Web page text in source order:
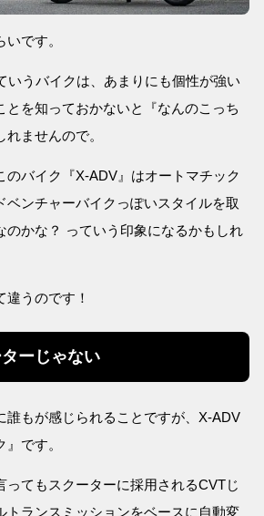
です。
いうバイクは、あまりにも個性が強い
とを知っておかないと『なんのこっち
ませんので。
のバイク『X-ADV』はオートマチック
ベンチャーバイクっぽいスタイルを取
のかな？ っていう印象になるかもしれ
違うのです！
ーじゃない
誰もが感じられることですが、X-ADV
です。
ってもスクーターに採用されるCVTじ
トランスミッションをベースに自動変